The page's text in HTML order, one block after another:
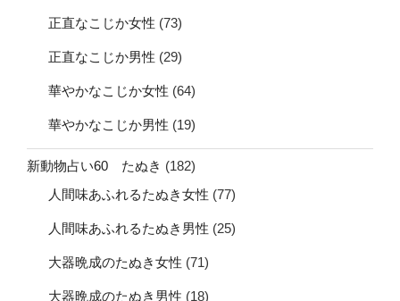
正直なこじか女性 (73)
正直なこじか男性 (29)
華やかなこじか女性 (64)
華やかなこじか男性 (19)
新動物占い60 たぬき (182)
人間味あふれるたぬき女性 (77)
人間味あふれるたぬき男性 (25)
大器晩成のたぬき女性 (71)
大器晩成のたぬき男性 (18)